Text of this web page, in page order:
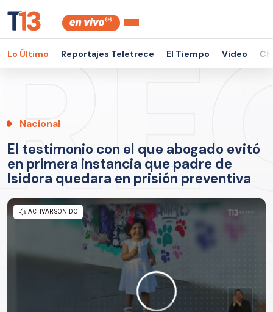
Lo Último Reportajes Teletrece El Tiempo Video
Nacional
El testimonio con el que abogado evitó
en primera instancia que padre de
Isidora quedara en prisión preventiva